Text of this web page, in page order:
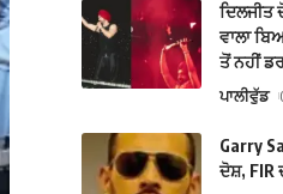
ਦਿਲਜੀਤ
ਵਾਲਾ
ਤੋਂ ਨਹੀਂ
ਪਾਲੀਵੁੱਡ
Garry
ਦੋਸ਼, FIR